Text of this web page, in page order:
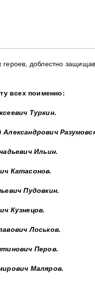
героев, доблестно
всех поименно:
Туркин.
Ильин.
Катасонов.
Пудовкин.
Кузнецов.
Лоськов.
Перов.
Маляров.